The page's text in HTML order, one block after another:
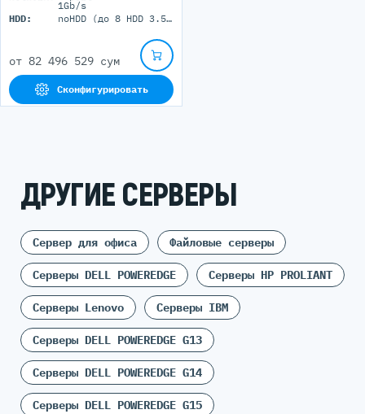
1Gb/s
HDD:
noHDD (до 8 HDD 3.5'' LFF)
от82 496 529 сум
Сконфигурировать
ДРУГИЕ СЕРВЕРЫ
Сервер для офиса Файловые серверы
Серверы DELL POWEREDGE Серверы HP PROLIANT
Серверы Lenovo Серверы IBM
Серверы DELL POWEREDGE G13
Серверы DELL POWEREDGE G14
Серверы DELL POWEREDGE G15